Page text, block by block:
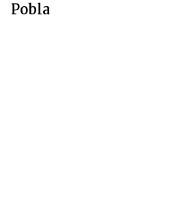
Pobla